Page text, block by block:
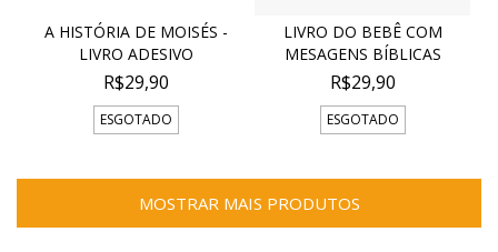
A HISTÓRIA DE MOISÉS -
LIVRO ADESIVO
R$29,90
ESGOTADO
LIVRO DO BEBÊ COM
MESAGENS BÍBLICAS
R$29,90
ESGOTADO
MOSTRAR MAIS PRODUTOS